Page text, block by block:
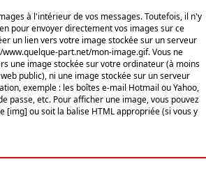
à l'intérieur de vos messages. Toutefois, il n'y
pour envoyer directement vos images sur ce
un lien vers votre image stockée sur un serveur
part.net/mon-image.gif. Vous ne
une image stockée sur votre ordinateur (à moins
public), ni une image stockée sur un serveur
exemple : les boîtes e-mail Hotmail ou Yahoo,
passe, etc. Pour afficher une image, vous pouvez
[img] ou soit la balise HTML appropriée (si vous y